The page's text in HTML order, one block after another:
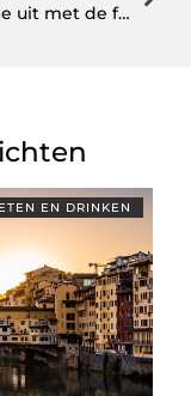
Een dagje uit met de familie? Overweeg dan de leukste buitenspeeltuin in Zuid-Holland
ETEN EN DRINKEN